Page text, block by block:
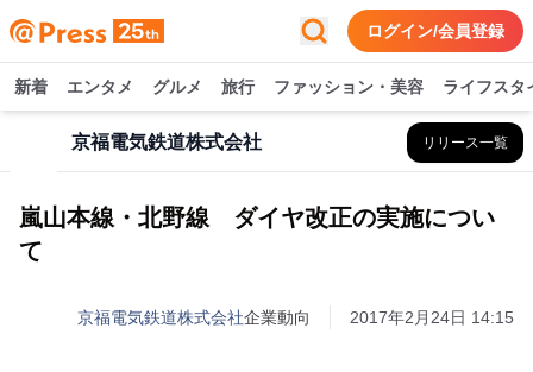
ログイン/会員登録
新着 エンタメ グルメ 旅行 ファッション・美容 ライフスタ
京福電気鉄道株式会社 リリース一覧
嵐山本線・北野線 ダイヤ改正の実施につい
て
京福電気鉄道株式会社企業動向 2017年2月24日 14:15